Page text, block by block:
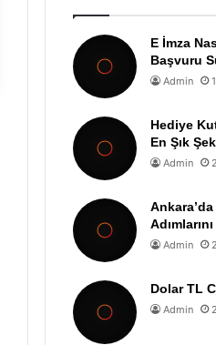
E İmza
Başvuru
Admin
Hediye
En Şık
Admin
Admin
Dolar TL
Admin